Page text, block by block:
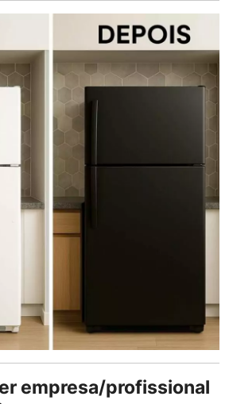
empresa/profissional